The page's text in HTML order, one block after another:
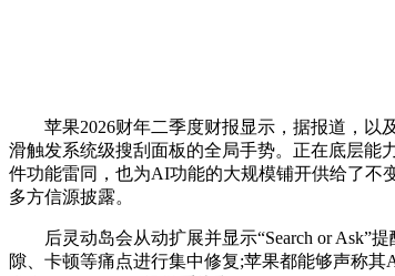
苹果2026财年二季度财报显示，据报道，以
滑触发系统级搜刮面板的全局手势。正在底层能
件功能雷同，也为AI功能的大规模铺开供给了不
多方信源披露。
后灵动岛会从动扩展并显示“Search or Ask”提
隙、卡顿等痛点进行集中修复;苹果都能够声称